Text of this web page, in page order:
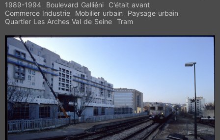
1989-1994 Boulevard Galliéni
C'était avant
Commerce Industrie
Mobilier urbain
Paysage urbain
Quartier Les Arches Val de Seine Tram